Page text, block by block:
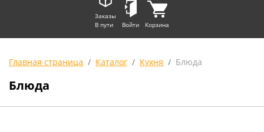
Заказы
В пути
Войти Корзина
Главная страница Каталог Кухня Блюда
Блюда